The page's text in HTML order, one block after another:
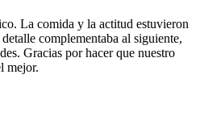
La comida y la actitud estuvieron
complementaba al siguiente,
Gracias por hacer que nuestro
mejor.